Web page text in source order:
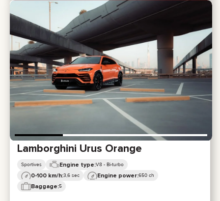
Lamborghini Urus Orange
Sportives Engine type:V8 - Bi-turbo
0-100 km/h:3,6 sec Engine power:650 ch
Baggage:5